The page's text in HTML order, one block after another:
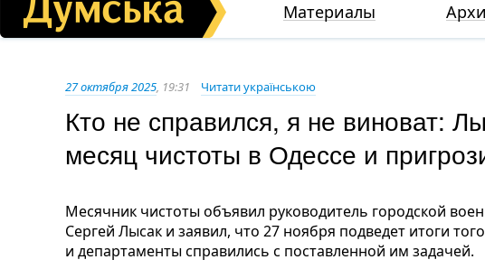
Материалы
27 октября 2025, 19:31 Читати українською
Кто не справился, я не виноват:
месяц чистоты в Одессе и
Месячник чистоты объявил руководитель городской
Сергей Лысак и заявил, что 27 ноября подведет итоги
и департаменты справились с поставленной им задачей.